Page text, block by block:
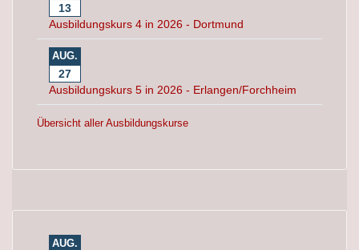
13
Ausbildungskurs 4 in 2026 - Dortmund
AUG.
27
Ausbildungskurs 5 in 2026 - Erlangen/Forchheim
Übersicht aller Ausbildungskurse
AUG.